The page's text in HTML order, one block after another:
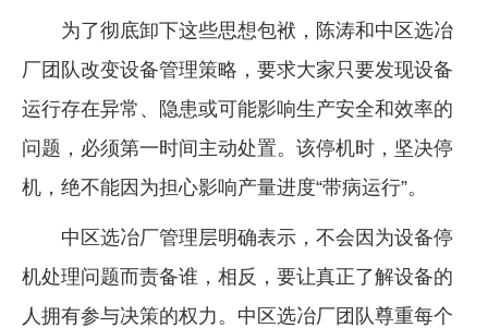
为了彻底卸下这些思想包袱，陈涛和中区选冶
厂团队改变设备管理策略，要求大家只要发现设备
运行存在异常、隐患或可能影响生产安全和效率的
问题，必须第一时间主动处置。该停机时，坚决停
机，绝不能因为担心影响产量进度“带病运行”。
中区选冶厂管理层明确表示，不会因为设备停
机处理问题而责备谁，相反，要让真正了解设备的
人拥有参与决策的权力。中区选冶厂团队尊重每个